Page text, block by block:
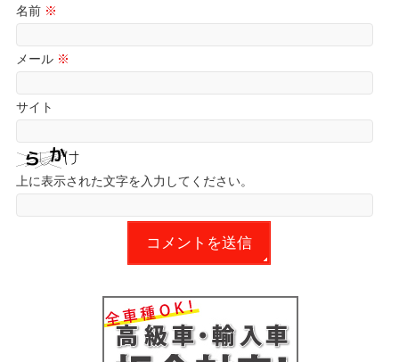
名前 ※
メール ※
サイト
上に表示された文字を入力してください。